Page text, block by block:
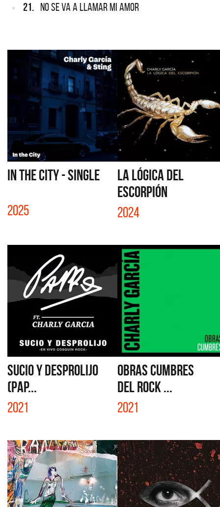
21. NO SE VA A LLAMAR MI AMOR
IN THE CITY - SINGLE
2025
LA LÓGICA DEL
ESCORPIÓN
2024
SUCIO Y DESPROLIJO
(PAP...
2021
OBRAS CUMBRES
DEL ROCK ...
2021